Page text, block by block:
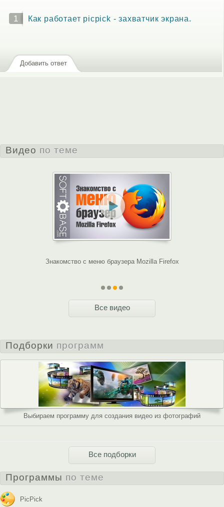
1 Как работает picpick - захватчик экрана.
Добавить ответ
Видео по теме
Знакомство с меню браузера Mozilla Firefox
Все видео
Подборки программ
Выбираем программу для создания видео из фотографий
Все подборки
Программы по теме
PicPick